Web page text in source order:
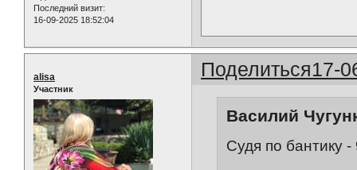
Последний визит:
16-09-2025 18:52:04
Поделиться17-
alisa
Участник
Василий
Судя по бантику -